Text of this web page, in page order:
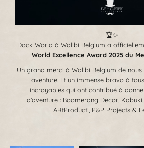
🏆✨
Dock World à Walibi Belgium a
World Excellence Award 2025 du
Un grand merci à Walibi Belgium de
aventure. Et un immense bravo à
incroyables qui ont contribué à
d’aventure : Boomerang Decor, Kabuki,
ARtProducti, P&P Projects &